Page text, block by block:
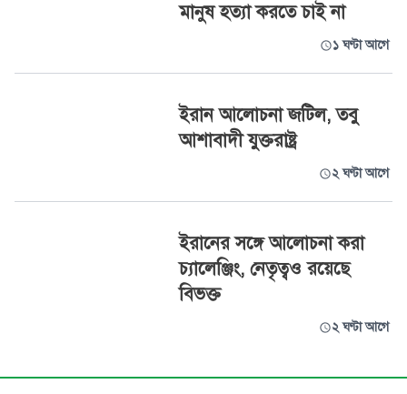
মানুষ হত্যা করতে চাই না
১ ঘণ্টা আগে
ইরান আলোচনা জটিল, তবু
আশাবাদী যুক্তরাষ্ট্র
২ ঘণ্টা আগে
ইরানের সঙ্গে আলোচনা করা
চ্যালেঞ্জিং, নেতৃত্বও রয়েছে
বিভক্ত
২ ঘণ্টা আগে